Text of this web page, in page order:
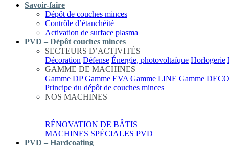
Savoir-faire
Dépôt de couches minces
Contrôle d’étanchéité
Activation de surface plasma
PVD – Dépôt couches minces
SECTEURS D’ACTIVITÉS
Décoration Défense Énergie, photovoltaïque Horlogerie
GAMME DE MACHINES
Gamme DP Gamme EVA Gamme LINE Gamme
Principe du dépôt de couches minces
NOS MACHINES
RÉNOVATION DE BÂTIS
MACHINES SPÉCIALES PVD
PVD – Hardcoating